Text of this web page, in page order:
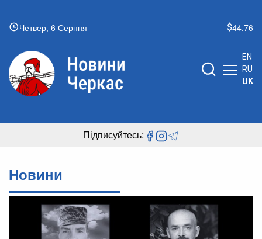
Четвер, 6 Серпня 44.76
EN
RU
UK
Підписуйтесь:
Новини